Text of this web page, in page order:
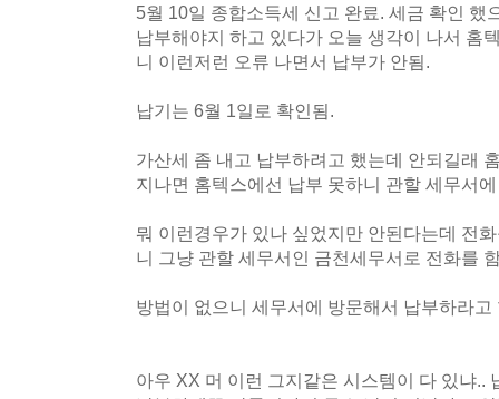
5월 10일 종합소득세 신고 완료. 세금 확인 했
납부해야지 하고 있다가 오늘 생각이 나서 홈
니 이런저런 오류 나면서 납부가 안됨.
납기는 6월 1일로 확인됨.
가산세 좀 내고 납부하려고 했는데 안되길래
지나면 홈텍스에선 납부 못하니 관할 세무서
뭐 이런경우가 있나 싶었지만 안된다는데 전
니 그냥 관할 세무서인 금천세무서로 전화를
방법이 없으니 세무서에 방문해서 납부하라고
아우 XX 머 이런 그지같은 시스템이 다 있냐..